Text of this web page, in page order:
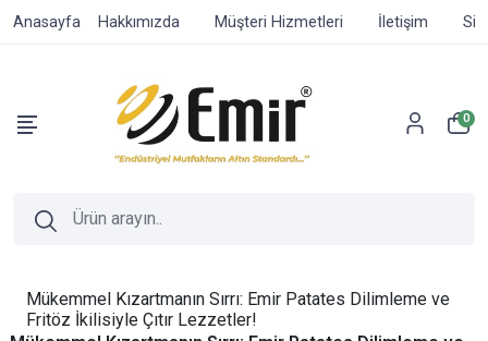
Anasayfa Hakkımızda Müşteri Hizmetleri İletişim
0
Mükemmel Kızartmanın Sırrı: Emir Patates Dilimleme ve
Fritöz İkilisiyle Çıtır Lezzetler!